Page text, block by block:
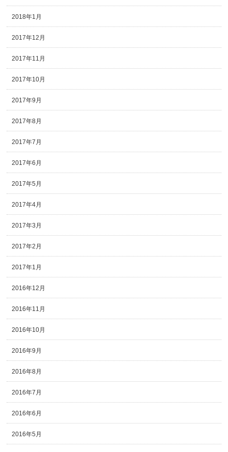
2018年1月
2017年12月
2017年11月
2017年10月
2017年9月
2017年8月
2017年7月
2017年6月
2017年5月
2017年4月
2017年3月
2017年2月
2017年1月
2016年12月
2016年11月
2016年10月
2016年9月
2016年8月
2016年7月
2016年6月
2016年5月